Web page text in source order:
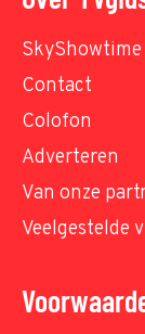
SkyShowtime
Contact
Colofon
Adverteren
Van onze
Veelgestelde